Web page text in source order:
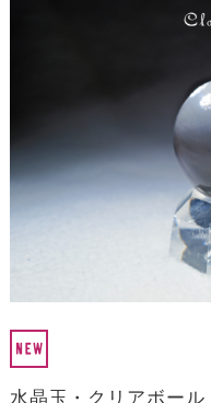
水晶玉・クリアボー